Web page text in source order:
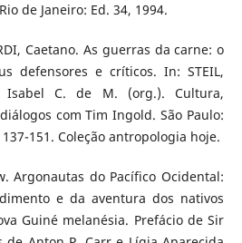
de Janeiro: Ed. 34, 1994.
Caetano. As guerras da carne: o
defensores e críticos. In: STEIL,
Isabel C. de M. (org.). Cultura,
com Tim Ingold. São Paulo:
151. Coleção antropologia hoje.
Argonautas do Pacífico Ocidental:
e da aventura dos nativos
Guiné melanésia. Prefácio de Sir